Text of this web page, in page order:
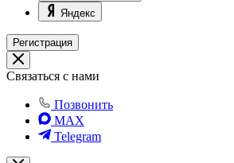
Яндекс
Регистрация
Связаться с нами
Позвонить
MAX
Telegram